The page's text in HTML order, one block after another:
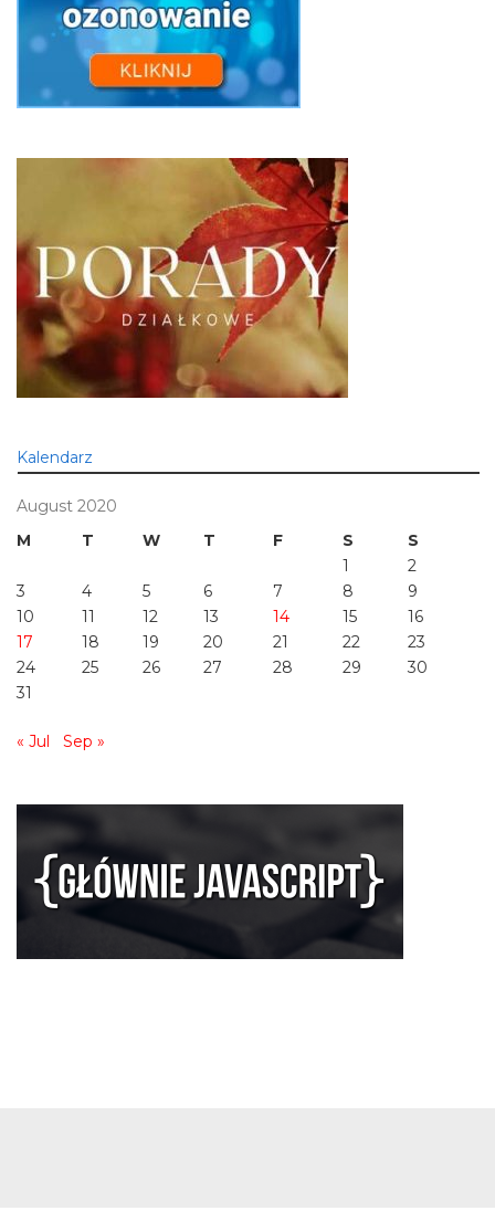
Kalendarz
August 2020
M
T W T F S
S
1
2
3
4 5 6 7 8
9
10
11 12 13 14 15
16
17
18 19 20 21 22
23
24
25 26 27 28 29
30
31
« Jul Sep »